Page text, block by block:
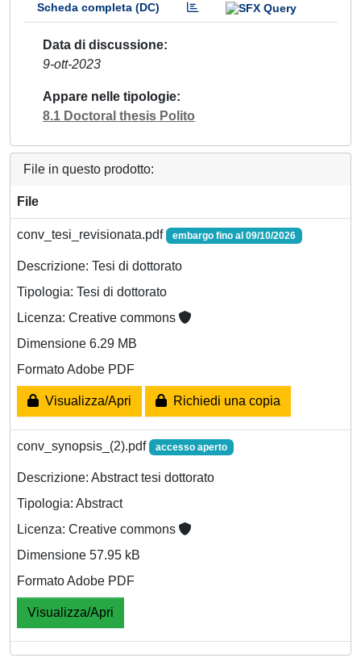
Scheda completa (DC)
Data di discussione
9-ott-2023
Appare nelle tipologie
8.1 Doctoral thesis Polito
File in questo prodotto:
File
conv_tesi_revisionata.pdf embargo fino al 09/10/2026
Descrizione: Tesi di dottorato
Tipologia: Tesi di dottorato
Licenza: Creative commons
Dimensione 6.29 MB
Formato Adobe PDF
Visualizza/Apri Richiedi una copia
conv_synopsis_(2).pdf accesso aperto
Descrizione: Abstract tesi dottorato
Tipologia: Abstract
Licenza: Creative commons
Dimensione 57.95 kB
Formato Adobe PDF
Visualizza/Apri